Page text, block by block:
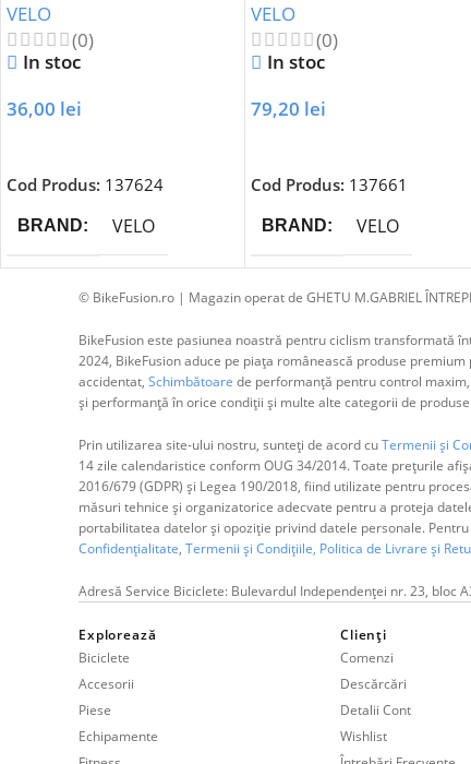
VELO
(0)
In stoc
36,00 lei
Cod Produs: 137624
BRAND VELO
VELO
(0)
In stoc
79,20 lei
Cod Produs: 137661
BRAND VELO
© BikeFusion.ro | Magazin operat de GHETU M.GABRIEL
BikeFusion este pasiunea noastră pentru ciclism transformată
2024, BikeFusion aduce pe piața românească produse
accidentat, Schimbătoare de performanță pentru control maxim,
și performanță în orice condiții și multe alte categorii de
Prin utilizarea site-ului nostru, sunteți de acord cuTermenii și
14 zile calendaristice conform OUG 34/2014. Toate prețurile
2016/679 (GDPR) și Legea 190/2018, fiind utilizate pentru
măsuri tehnice și organizatorice adecvate pentru a proteja
portabilitatea datelor și opoziție privind datele personale.
Confidențialitate, Termenii și Condițiile, Politica de Livrare și
Adresă Service Biciclete: Bulevardul Independenței nr. 23,
Explorează
Biciclete
Accesorii
Piese
Echipamente
Clienți
Comenzi
Descărcări
Detalii Cont
Wishlist